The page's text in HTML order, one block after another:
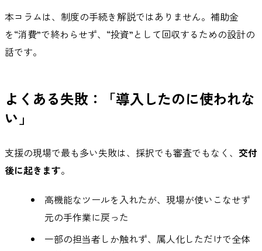
本コラムは、制度の手続き解説ではありません。補助金
を“消費”で終わらせず、“投資”として回収するための設計の
話です。
よくある失敗：「導入したのに使われな
い」
支援の現場で最も多い失敗は、採択でも審査でもなく、 交付
後に起きます。
高機能なツールを入れたが、現場が使いこなせず
元の手作業に戻った
一部の担当者しか触れず、属人化しただけで全体